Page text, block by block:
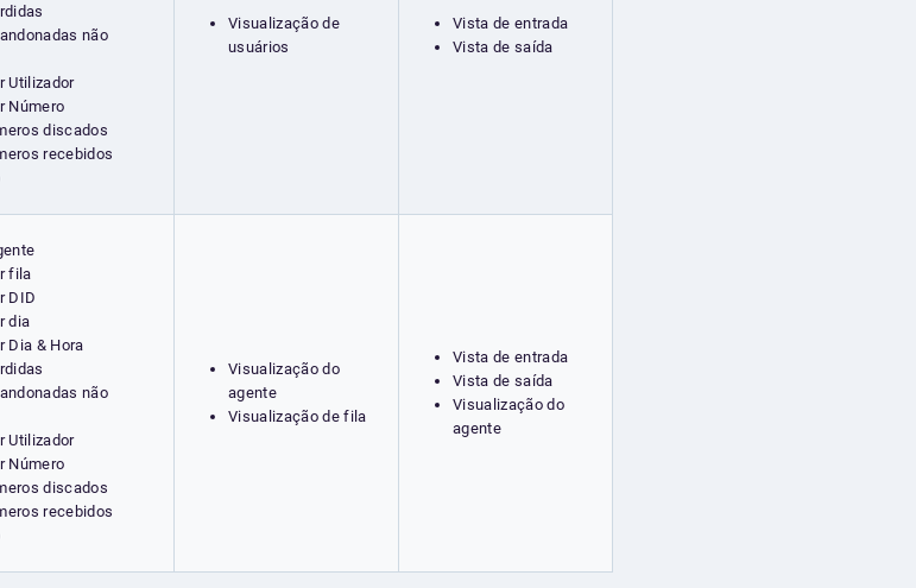
não
Utilizador
Número
discados
recebidos
Visualização de
usuários
Vista de entrada
Vista de saída
fila
DID
dia
Dia & Hora
não
Utilizador
Número
discados
recebidos
Visualização do
agente
Visualização de fila
Vista de entrada
Vista de saída
Visualização do
agente